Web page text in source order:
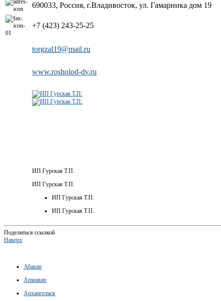
690033, Россия, г.Владивосток, ул. Гамарника дом 19
+7 (423) 243-25-25
torgzal19@mail.ru
www.rosholod-dv.ru
ИП Гурская Т.П.
ИП Гурская Т.П.
ИП Гурская Т.П.
ИП Гурская Т.П.
Поделиться ссылкой
Наверх
Абакан
Армавир
Архангельск